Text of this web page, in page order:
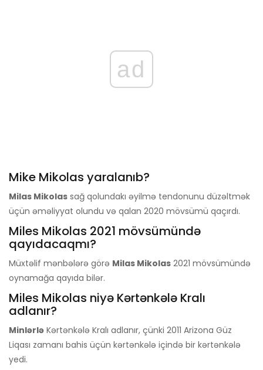
ad
Mike Mikolas yaralanıb?
Milas Mikolas sağ qolundakı əyilmə tendonunu düzəltmək
üçün əməliyyat olundu və qalan 2020 mövsümü qaçırdı.
Miles Mikolas 2021 mövsümündə
qayıdacaqmı?
Müxtəlif mənbələrə görə Milas Mikolas 2021 mövsümündə
oynamağa qayıda bilər.
Miles Mikolas niyə Kərtənkələ Kralı
adlanır?
Minlərlə Kərtənkələ Kralı adlanır, çünki 2011 Arizona Güz
Liqası zamanı bahis üçün kərtənkələ içində bir kərtənkələ
yedi.